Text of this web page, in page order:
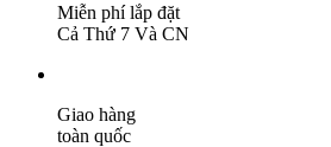
Miễn phí lắp đặt
Cả Thứ 7 Và CN
Giao hàng
toàn quốc